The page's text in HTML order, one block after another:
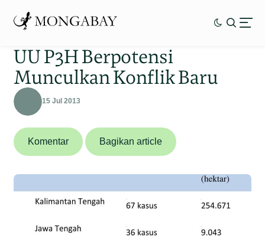
UU P3H Berpotensi
Munculkan Konflik Baru
15 Jul 2013
Komentar Bagikan article